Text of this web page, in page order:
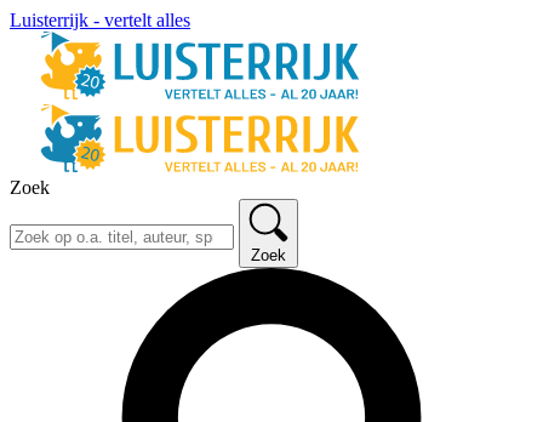
Luisterrijk - vertelt alles
Zoek
Zoek